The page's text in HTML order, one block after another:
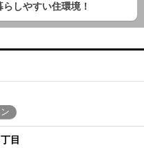
しやすい住環境！
目